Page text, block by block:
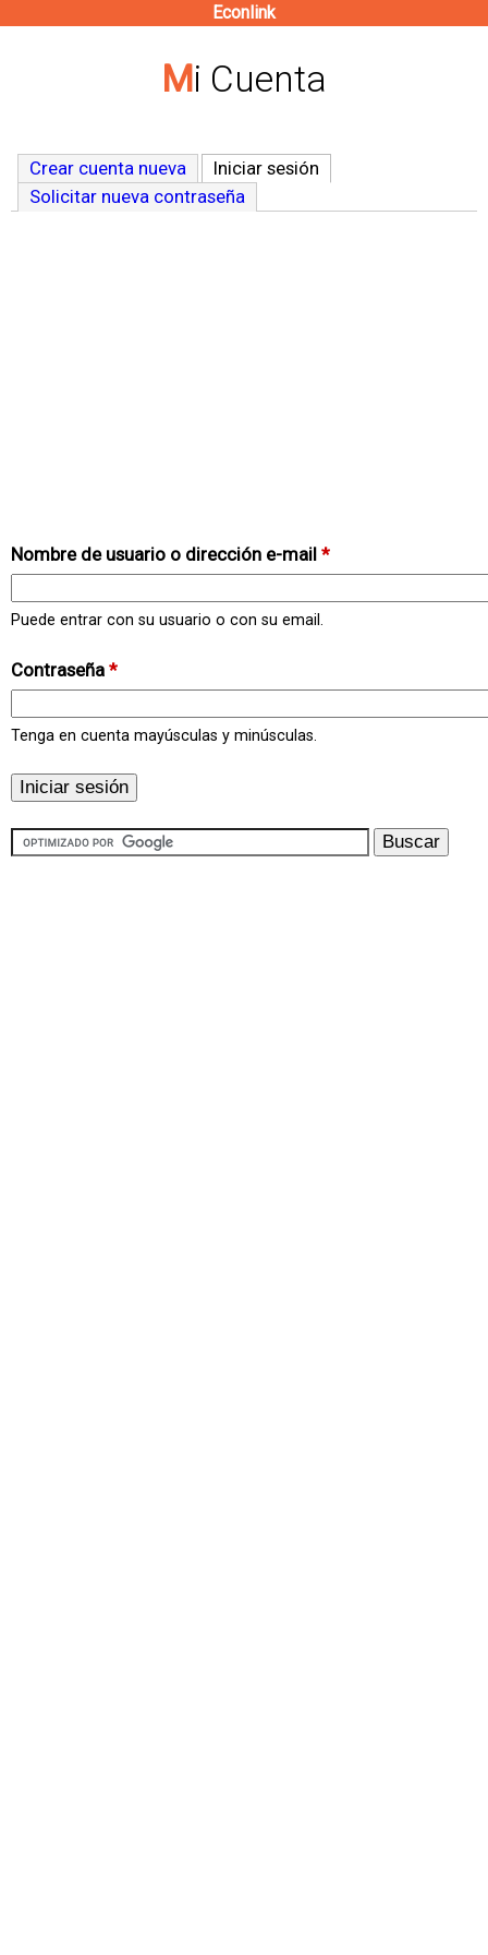
contenido
Econlink
Mi Cuenta
Crear cuenta nueva Iniciar sesión
Solicitar nueva contraseña
Nombre de usuario o dirección e-mail *
Puede entrar con su usuario o con su email.
Contraseña *
Tenga en cuenta mayúsculas y minúsculas.